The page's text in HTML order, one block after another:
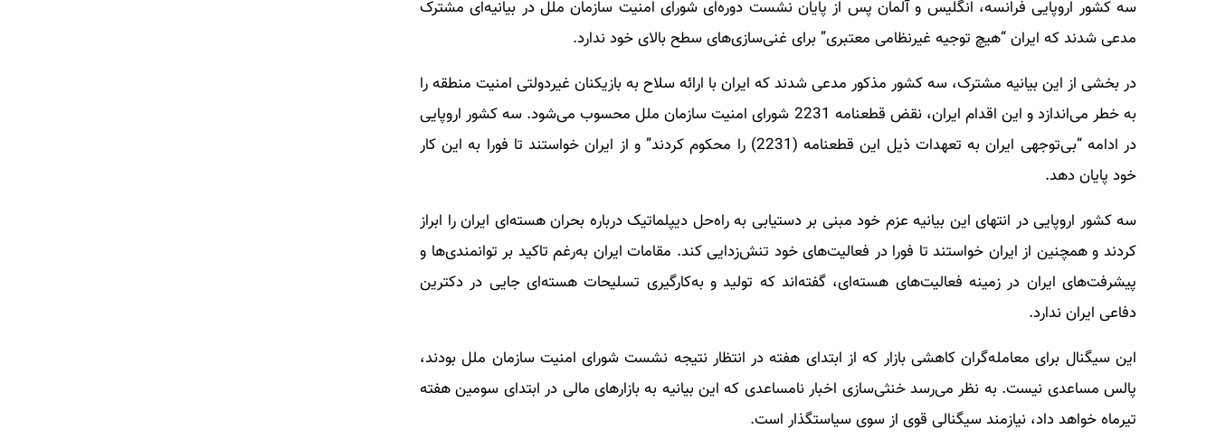
سه کشور اروپایی فرانسه، انگلیس و آلمان پس از پایان نشست دوره‌ای شورای امنیت سازمان ملل در بیانیه‌ای مشترک
مدعی شدند که ایران “هیچ توجیه غیرنظامی معتبری” برای غنی‌سازی‌های سطح بالای خود ندارد.
در بخشی از این بیانیه مشترک، سه کشور مذکور مدعی شدند که ایران با ارائه سلاح به بازیکنان غیردولتی امنیت منطقه را
به خطر می‌اندازد و این اقدام ایران، نقض قطعنامه 2231 شورای امنیت سازمان ملل محسوب می‌شود. سه کشور اروپایی
در ادامه “بی‌توجهی ایران به تعهدات ذیل این قطعنامه (2231) را محکوم کردند” و از ایران خواستند تا فورا به این کار
خود پایان دهد.
سه کشور اروپایی در انتهای این بیانیه عزم خود مبنی بر دستیابی به راه‌حل دیپلماتیک درباره بحران هسته‌ای ایران را ابراز
کردند و همچنین از ایران خواستند تا فورا در فعالیت‌های خود تنش‌زدایی کند. مقامات ایران به‌رغم تاکید بر توانمندی‌ها و
پیشرفت‌های ایران در زمینه فعالیت‌های هسته‌ای، گفته‌اند که تولید و به‌کارگیری تسلیحات هسته‌ای جایی در دکترین
دفاعی ایران ندارد.
این سیگنال برای معامله‌گران کاهشی بازار که از ابتدای هفته در انتظار نتیجه نشست شورای امنیت سازمان ملل بودند،
پالس مساعدی نیست. به نظر می‌رسد خنثی‌سازی اخبار نامساعدی که این بیانیه به بازارهای مالی در ابتدای سومین هفته
تیرماه خواهد داد، نیازمند سیگنالی قوی از سوی سیاستگذار است.